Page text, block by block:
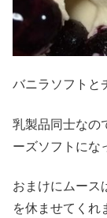
バニラソフトと
乳製品同士なの
ーズソフトにな
おまけにムース
を休ませてくれ